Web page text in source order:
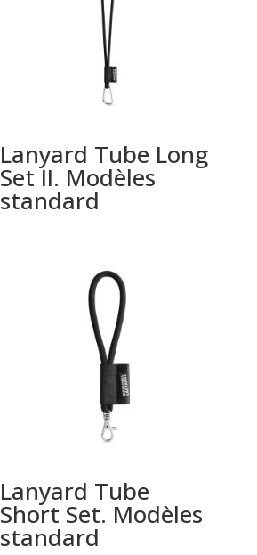
Lanyard Tube Long
Set II. Modèles
standard
Lanyard Tube
Short Set. Modèles
standard